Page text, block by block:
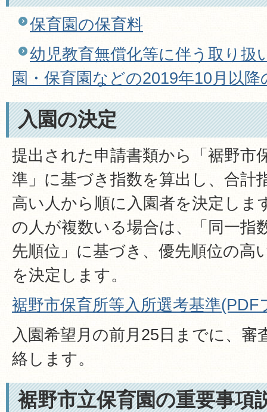
保育園の保育料
幼児教育無償化等に伴う取り扱
園・保育園などの2019年10月以
入園の決定
提出された申請書類から「裾野市
準」に基づき指数を算出し、合計
高い人から順に入園者を決定しま
の人が複数いる場合は、「同一指
先順位」に基づき、優先順位の高
を決定します。
裾野市保育所等入所選考基準
入園希望月の前月25日までに、審
絡します。
裾野市立保育園の重要事項